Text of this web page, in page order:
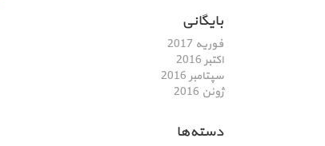
بایگانی
فوریه 2017
اکتبر 2016
سپتامبر 2016
ژوئن 2016
دسته‌ها